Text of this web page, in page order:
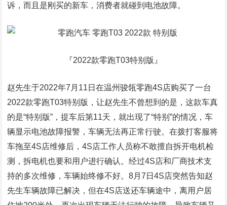
诉，而且是刚买的新车，消费者就碰到电池故障。
『2022款零跑T03特别版』
赵先生于2022年7月11日在温州骏瓴零跑4S店购买了一台
2022款零跑T03特别版，让赵先生不曾想到的是，这款车真
的是“特别版”，提车后第11天，就出现了“特别”的情况，车
辆显示电池故障报警，车辆无法再正常行驶。在拨打客服将
车拖至4S店维修后，4S店工作人员称不敢擅自拆开电机检
测，拆电机也要和用户进行确认。经过4S店和厂商技术支
持的多次维修，车辆始终修不好。8月7日4S店突然告知赵
先生车辆故障已解决，但在4S店送还车辆途中，离用户居